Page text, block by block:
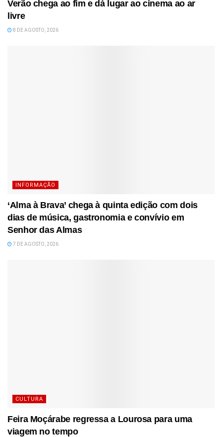
Verão chega ao fim e dá lugar ao cinema ao ar
livre
8 DE AGOSTO, 2026
INFORMAÇÃO
‘Alma à Brava’ chega à quinta edição com dois
dias de música, gastronomia e convívio em
Senhor das Almas
7 DE AGOSTO, 2026
CULTURA
Feira Moçárabe regressa a Lourosa para uma
viagem no tempo